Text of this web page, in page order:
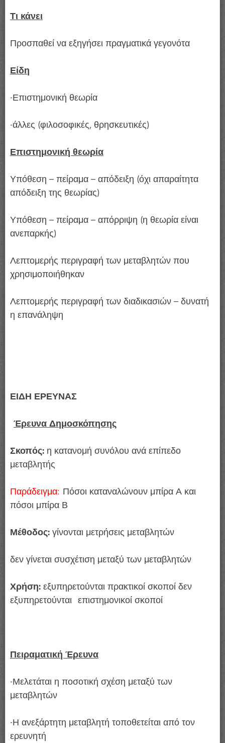
Τι κάνει
Προσπαθεί να εξηγήσει πραγματικά γεγονότα
Είδη
-Επιστημονική θεωρία
-άλλες (φιλοσοφικές, θρησκευτικές)
Επιστημονική θεωρία
Υπόθεση – πείραμα – απόδειξη (όχι απαραίτητα
απόδειξη της θεωρίας)
Υπόθεση – πείραμα – απόρριψη (η θεωρία είναι
ανεπαρκής)
Λεπτομερής περιγραφή των μεταβλητών που
χρησιμοποιήθηκαν
Λεπτομερής περιγραφή των διαδικασιών – δυνατή
η επανάληψη
ΕΙΔΗ ΕΡΕΥΝΑΣ
Έρευνα Δημοσκόπησης
Σκοπός: η κατανομή συνόλου ανά επίπεδο
μεταβλητής
Παράδειγμα: Πόσοι καταναλώνουν μπίρα Α και
πόσοι μπίρα Β
Μέθοδος: γίνονται μετρήσεις μεταβλητών
δεν γίνεται συσχέτιση μεταξύ των μεταβλητών
Χρήση: εξυπηρετούνται πρακτικοί σκοποί δεν
εξυπηρετούνται επιστημονικοί σκοποί
Πειραματική Έρευνα
-Μελετάται η ποσοτική σχέση μεταξύ των
μεταβλητών
-Η ανεξάρτητη μεταβλητή τοποθετείται από τον
ερευνητή